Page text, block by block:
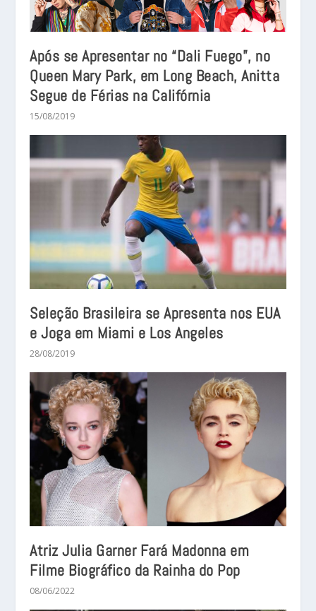
Após se Apresentar no “Dali Fuego”, no
Queen Mary Park, em Long Beach, Anitta
Segue de Férias na Califórnia
15/08/2019
Seleção Brasileira se Apresenta nos EUA
e Joga em Miami e Los Angeles
28/08/2019
Atriz Julia Garner Fará Madonna em
Filme Biográfico da Rainha do Pop
08/06/2022